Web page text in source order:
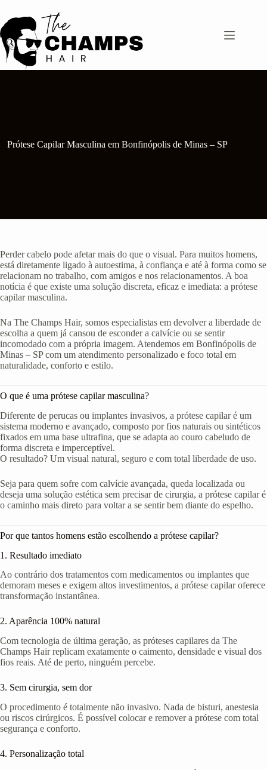
para
o
conteúdo
Prótese Capilar Masculina em Bonfinópolis de Minas – SP
Perder cabelo pode afetar mais do que o visual. Para muitos homens,
está diretamente ligado à autoestima, à confiança e até à forma como se
relacionam no trabalho, com amigos e nos relacionamentos. A boa
notícia é que existe uma solução discreta, eficaz e imediata: a prótese
capilar masculina.
Na The Champs Hair, somos especialistas em devolver a liberdade de
escolha a quem já cansou de esconder a calvície ou se sentir
incomodado com a própria imagem. Atendemos em Bonfinópolis de
Minas – SP com um atendimento personalizado e foco total em
naturalidade, conforto e estilo.
O que é uma prótese capilar masculina?
Diferente de perucas ou implantes invasivos, a prótese capilar é um
sistema moderno e avançado, composto por fios naturais ou sintéticos
fixados em uma base ultrafina, que se adapta ao couro cabeludo de
forma discreta e imperceptível.
O resultado? Um visual natural, seguro e com total liberdade de uso.
Seja para quem sofre com calvície avançada, queda localizada ou
deseja uma solução estética sem precisar de cirurgia, a prótese capilar é
o caminho mais direto para voltar a se sentir bem diante do espelho.
Por que tantos homens estão escolhendo a prótese capilar?
1. Resultado imediato
Ao contrário dos tratamentos com medicamentos ou implantes que
demoram meses e exigem altos investimentos, a prótese capilar oferece
transformação instantânea.
2. Aparência 100% natural
Com tecnologia de última geração, as próteses capilares da The
Champs Hair replicam exatamente o caimento, densidade e visual dos
fios reais. Até de perto, ninguém percebe.
3. Sem cirurgia, sem dor
O procedimento é totalmente não invasivo. Nada de bisturi, anestesia
ou riscos cirúrgicos. É possível colocar e remover a prótese com total
segurança e conforto.
4. Personalização total